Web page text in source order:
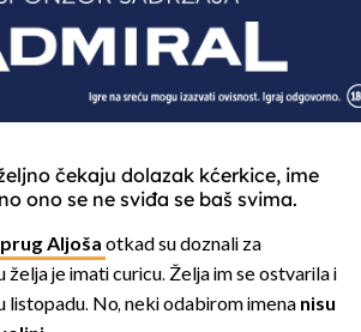
čekaju dolazak kćerkice, ime
ono se ne sviđa se baš svima.
Aljoša otkad su doznali za
je imati curicu. Želja im se ostvarila i
listopadu. No, neki odabirom imena nisu